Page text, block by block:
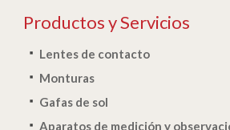
Productos y Servicios
Lentes de contacto
Monturas
Gafas de sol
Aparatos de medición y